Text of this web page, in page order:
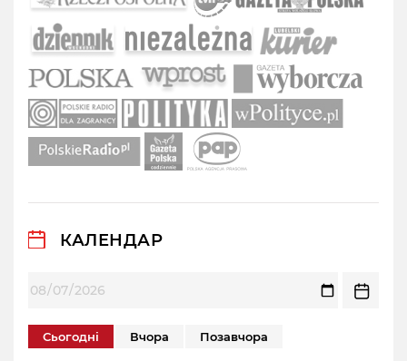
КАЛЕНДАР
Сьогодні Вчора Позавчора